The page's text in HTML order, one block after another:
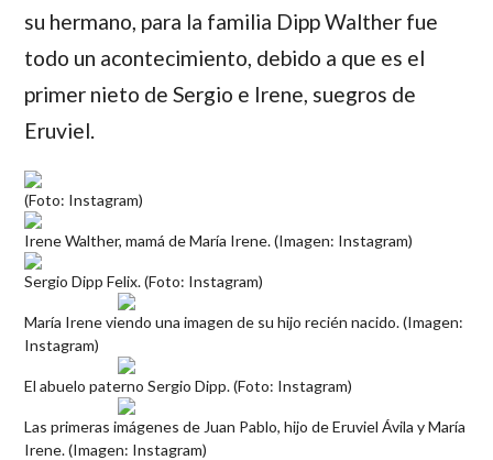
su hermano, para la familia Dipp Walther fue
todo un acontecimiento, debido a que es el
primer nieto de Sergio e Irene, suegros de
Eruviel.
(Foto: Instagram)
Irene Walther, mamá de María Irene. (Imagen: Instagram)
Sergio Dipp Felix. (Foto: Instagram)
María Irene viendo una imagen de su hijo recién nacido. (Imagen:
Instagram)
El abuelo paterno Sergio Dipp. (Foto: Instagram)
Las primeras imágenes de Juan Pablo, hijo de Eruviel Ávila y María
Irene. (Imagen: Instagram)